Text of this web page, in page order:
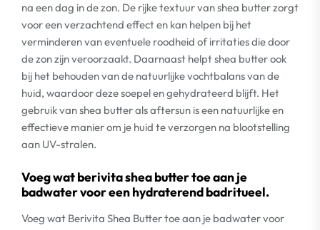
na een dag in de zon. De rijke textuur van shea butter zorgt
voor een verzachtend effect en kan helpen bij het
verminderen van eventuele roodheid of irritaties die door
de zon zijn veroorzaakt. Daarnaast helpt shea butter ook
bij het behouden van de natuurlijke vochtbalans van de
huid, waardoor deze soepel en gehydrateerd blijft. Het
gebruik van shea butter als aftersun is een natuurlijke en
effectieve manier om je huid te verzorgen na blootstelling
aan UV-stralen.
Voeg wat berivita shea butter toe aan je
badwater voor een hydraterend badritueel.
Voeg wat Berivita Shea Butter toe aan je badwater voor